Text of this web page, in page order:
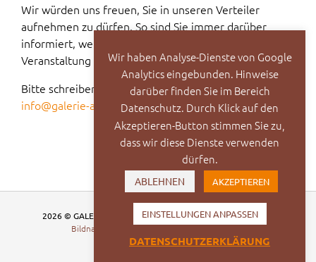
Wir würden uns freuen, Sie in unseren Verteiler
aufnehmen zu dürfen. So sind Sie immer darüber
informiert, welche Vernissage oder welche
Veranstaltung bevorsteht.
Bitte schreiben Sie dazu eine E-Mail an:
info@galerie-ak2.de
2026 © GALERIE AK2 – Kunstverein der Lokalen Gruppe e.V.
Bildnachweise
|Datenschutz|Impressum
Wir haben Analyse-Dienste von Google
Analytics eingebunden. Hinweise
darüber finden Sie im Bereich
Datenschutz. Durch Klick auf den
Akzeptieren-Button stimmen Sie zu,
dass wir diese Dienste verwenden
dürfen.
ABLEHNEN AKZEPTIEREN
EINSTELLUNGEN ANPASSEN
DATENSCHUTZERKLÄRUNG